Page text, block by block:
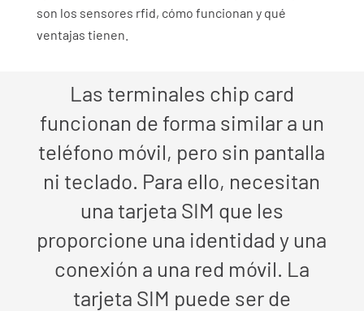
son los sensores rfid, cómo funcionan y qué
ventajas tienen.
Las terminales chip card
funcionan de forma similar a un
teléfono móvil, pero sin pantalla
ni teclado. Para ello, necesitan
una tarjeta SIM que les
proporcione una identidad y una
conexión a una red móvil. La
tarjeta SIM puede ser de